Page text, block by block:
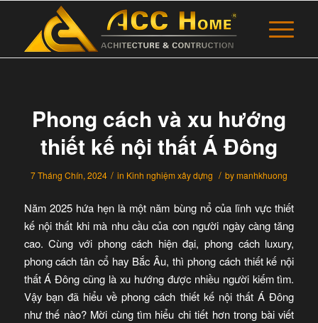
Phong cách và xu hướng
thiết kế nội thất Á Đông
7 Tháng Chín, 2024 / in Kinh nghiệm xây dựng / bymanhkhuong
Năm 2025 hứa hẹn là một năm bùng nổ của lĩnh vực thiết
kế nội thất khi mà nhu cầu của con người ngày càng tăng
cao. Cùng với phong cách hiện đại, phong cách luxury,
phong cách tân cổ hay Bắc Âu, thì phong cách thiết kế nội
thất Á Đông cũng là xu hướng được nhiều người kiếm tìm.
Vậy bạn đã hiểu về phong cách thiết kế nội thất Á Đông
như thế nào? Mời cùng tìm hiểu chi tiết hơn trong bài viết